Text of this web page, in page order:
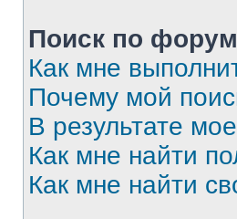
Поиск по
Как мне
Почему мой
В результате
Как мне найти
Как мне найти